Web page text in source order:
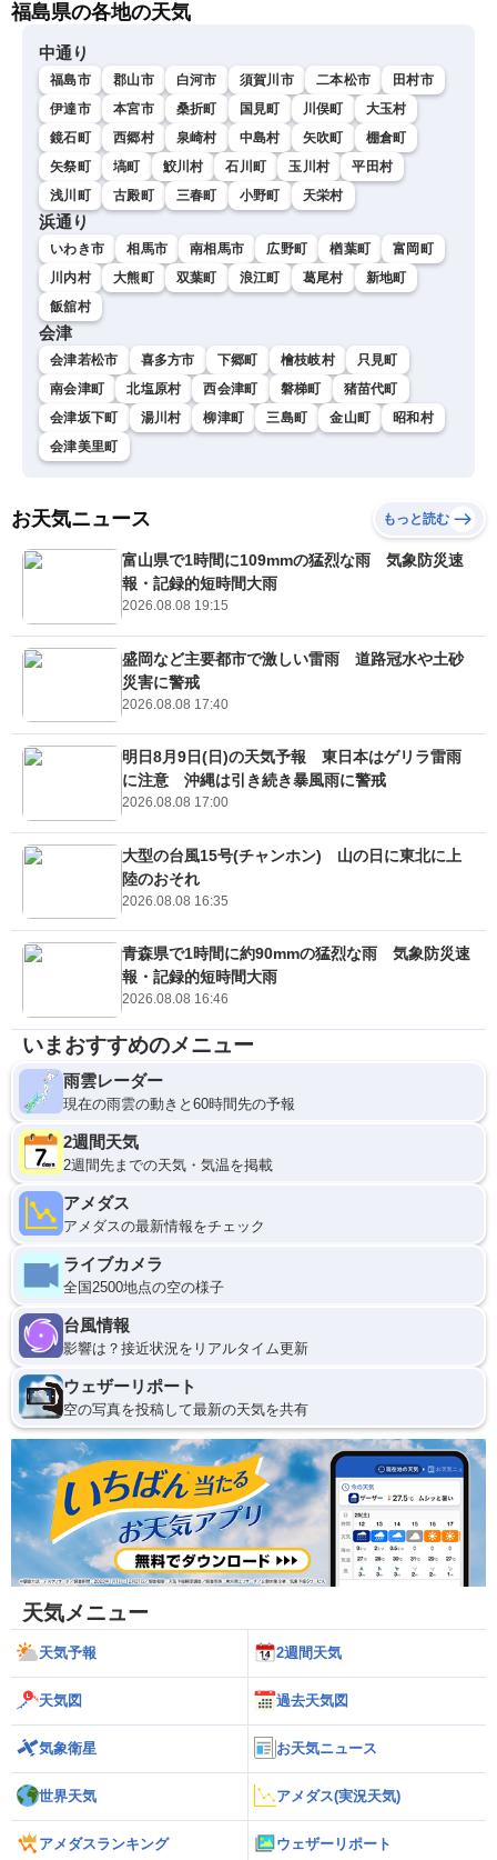
福島県の各地の天気
中通り
福島市 郡山市 白河市 須賀川市 二本松市
田村市
伊達市
本宮市 桑折町 国見町 川俣町
大玉村
鏡石町
西郷村 泉崎村 中島村 矢吹町
棚倉町
矢祭町
塙町 鮫川村 石川町 玉川村
平田村
浅川町
古殿町 三春町 小野町 天栄村
浜通り
いわき市 相馬市 南相馬市 広野町 楢葉町
富岡町
川内村
大熊町 双葉町 浪江町 葛尾村
新地町
飯舘村
会津
会津若松市 喜多方市 下郷町 檜枝岐村
只見町
南会津町
北塩原村 西会津町 磐梯町
猪苗代町
会津坂下町
湯川村 柳津町 三島町 金山町
昭和村
会津美里町
お天気ニュース もっと読む
富山県で1時間に109mmの猛烈な雨 気象防災速
報・記録的短時間大雨
2026.08.08 19:15
盛岡など主要都市で激しい雷雨 道路冠水や土砂
災害に警戒
2026.08.08 17:40
明日8月9日(日)の天気予報 東日本はゲリラ雷雨
に注意 沖縄は引き続き暴風雨に警戒
2026.08.08 17:00
大型の台風15号(チャンホン) 山の日に東北に上
陸のおそれ
2026.08.08 16:35
青森県で1時間に約90mmの猛烈な雨 気象防災速
報・記録的短時間大雨
2026.08.08 16:46
いまおすすめのメニュー
雨雲レーダー
現在の雨雲の動きと60時間先の予報
2週間天気
2週間先までの天気・気温を掲載
アメダス
アメダスの最新情報をチェック
ライブカメラ
全国2500地点の空の様子
台風情報
影響は？接近状況をリアルタイム更新
ウェザーリポート
空の写真を投稿して最新の天気を共有
天気メニュー
天気予報 2週間天気
天気図 過去天気図
気象衛星 お天気ニュース
世界天気 アメダス(実況天気)
アメダスランキング ウェザーリポート